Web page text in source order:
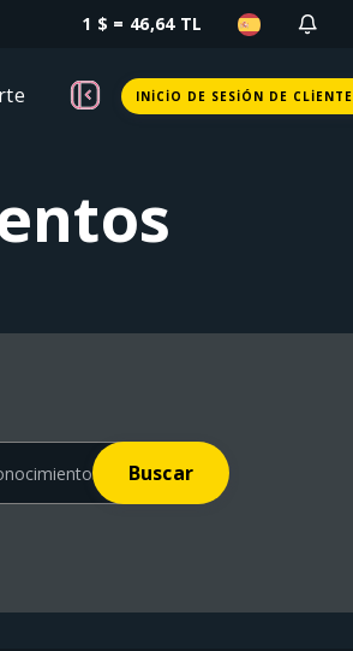
1 $ = 46,64 TL
INICIO DE SESIÓN DE CLIENTE